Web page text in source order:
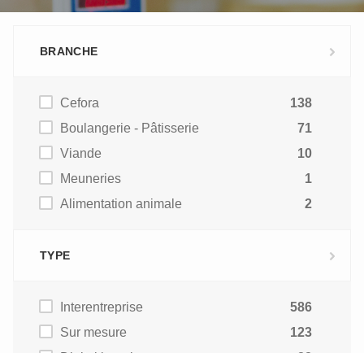
BRANCHE
Cefora
138
Boulangerie - Pâtisserie
71
Viande
10
Meuneries
1
Alimentation animale
2
TYPE
Interentreprise
586
Sur mesure
123